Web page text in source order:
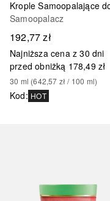
Samoopalacz
192,77 zł
Najniższa cena z 30 dni
przed obniżką 178,49 zł
30 ml (642,57 zł / 100 ml)
Kod: HOT